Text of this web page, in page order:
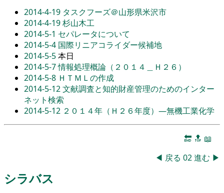
2014-4-19 タスクフーズ＠山形県米沢市
2014-4-19杉山木工
2014-5-1 セパレータについて
2014-5-4 国際リニアコライダー候補地
2014-5-5本日
2014-5-7情報処理概論（２０１４＿Ｈ２６）
2014-5-8 ＨＴＭＬの作成
2014-5-12文献調査と知的財産管理のためのインター
ネット検索
2014-5-12 ２０１４年（Ｈ２６年度）―無機工業化学
🔚 🔝 📖
◀ 戻る 02進む ▶
シラバス